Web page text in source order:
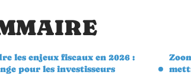
les enjeux fiscaux en 2026 :
pour les investisseurs